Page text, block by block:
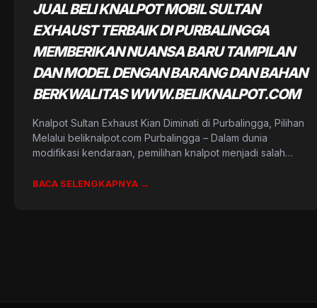
JUAL BELI KNALPOT MOBIL SULTAN
EXHAUST TERBAIK DI PURBALINGGA
MEMBERIKAN NUANSA BARU TAMPILAN
DAN MODEL DENGAN BARANG DAN BAHAN
BERKWALITAS WWW.BELIKNALPOT.COM
Knalpot Sultan Exhaust Kian Diminati di Purbalingga, Pilihan
Melalui beliknalpot.com Purbalingga – Dalam dunia
modifikasi kendaraan, pemilihan knalpot menjadi salah…
BACA SELENGKAPNYA →